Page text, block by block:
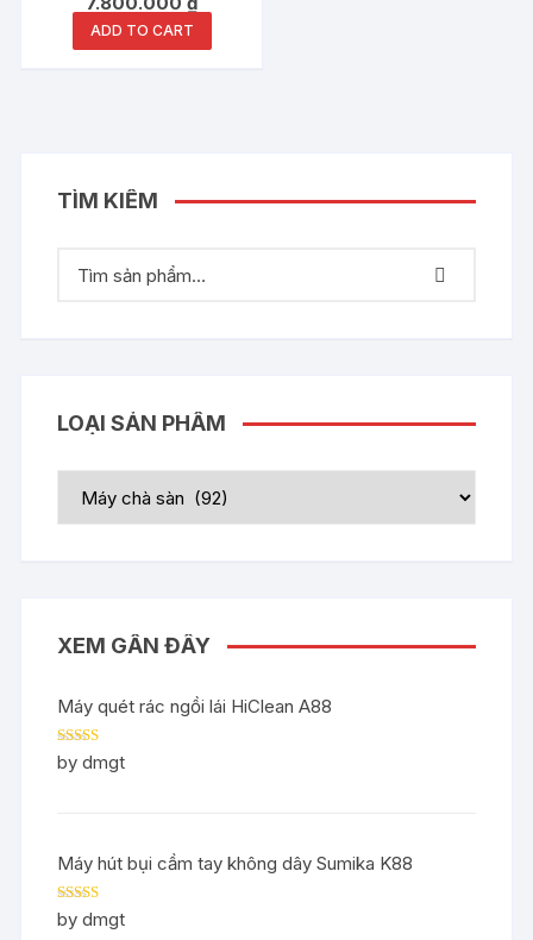
ADD TO CART
TÌM KIẾM
LOẠI SẢN PHẨM
XEM GẦN ĐÂY
Máy quét rác ngồi lái HiClean A88
Rated5out
of 5
by dmgt
Máy hút bụi cầm tay không dây Sumika K88
Rated5out
of 5
by dmgt